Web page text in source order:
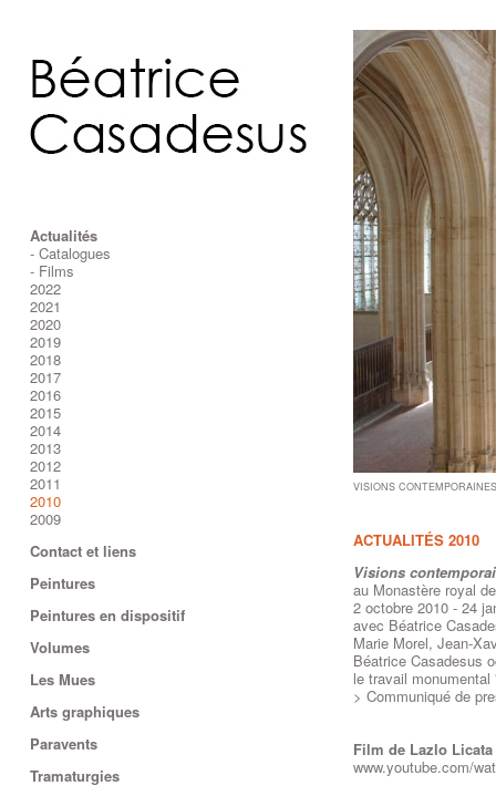
Actualités
- Catalogues
- Films
2022
2021
2020
2019
2018
2017
2016
2015
2014
2013
2012
2011
2010
2009
Contact et liens
Peintures
Peintures en dispositif
Volumes
Les Mues
Arts graphiques
Paravents
Tramaturgies
VISIONS
ACTUALITÉS 2010
Visions
au Monastère royal
2 octobre 2010 - 24
avec Béatrice
Marie Morel, Jean-
Béatrice Casadesus
le travail
> Communiqué de
Film de Lazlo
www.youtube.com/